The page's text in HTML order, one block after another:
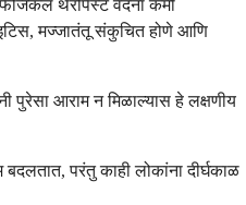
थेरपिस्ट वेदना कमी
मज्जातंतू संकुचित होणे आणि
पुरेसा आराम न मिळाल्यास हे लक्षणीय
परंतु काही लोकांना दीर्घकाळ